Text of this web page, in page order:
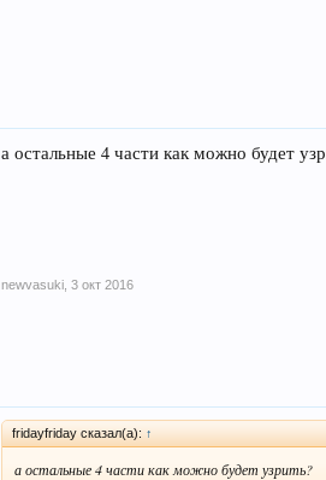
а остальные 4 части как можно будет
newvasuki 3 окт 2016
fridayfriday сказал(а): ↑
а остальные 4 части как можно будет узрить?